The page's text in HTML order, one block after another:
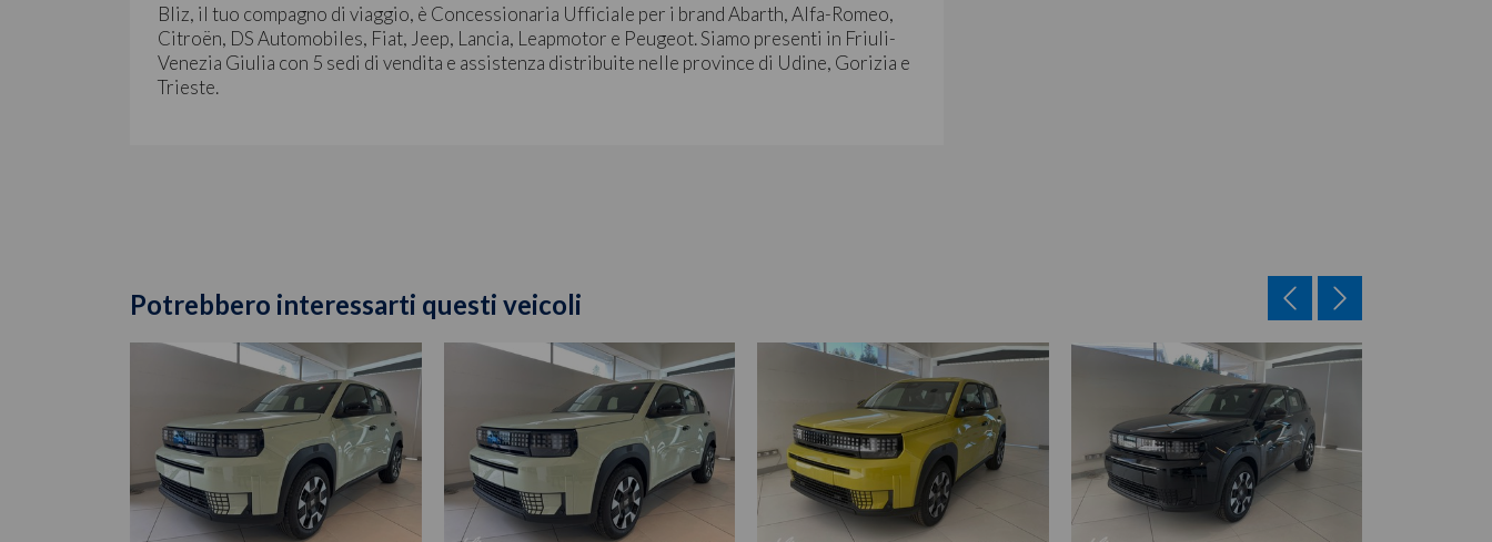
Bliz, il tuo compagno di viaggio, è Concessionaria Ufficiale per i brand Abarth, Alfa-Romeo,
Citroën, DS Automobiles, Fiat, Jeep, Lancia, Leapmotor e Peugeot. Siamo presenti in Friuli-
Venezia Giulia con 5 sedi di vendita e assistenza distribuite nelle province di Udine, Gorizia e
Trieste.
Potrebbero interessarti questi veicoli